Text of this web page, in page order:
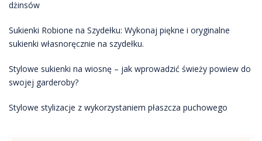
dżinsów
Sukienki Robione na Szydełku: Wykonaj piękne i oryginalne
sukienki własnoręcznie na szydełku.
Stylowe sukienki na wiosnę – jak wprowadzić świeży powiew do
swojej garderoby?
Stylowe stylizacje z wykorzystaniem płaszcza puchowego